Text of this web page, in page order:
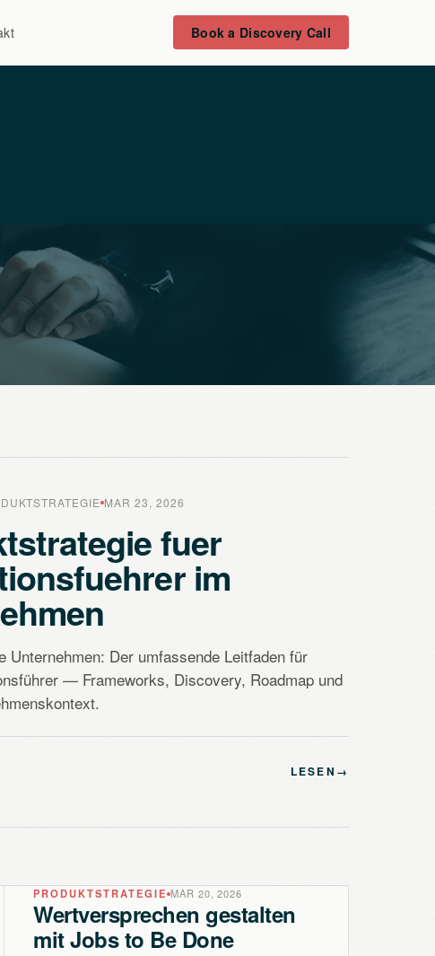
Book a Discovery Call
MAR 23, 2026
fuer
im
Unternehmen: Der umfassende Leitfaden für
— Frameworks, Discovery, Roadmap und
LESEN →
PRODUKTSTRATEGIE MAR 20, 2026
Wertversprechen gestalten
mit Jobs to Be Done